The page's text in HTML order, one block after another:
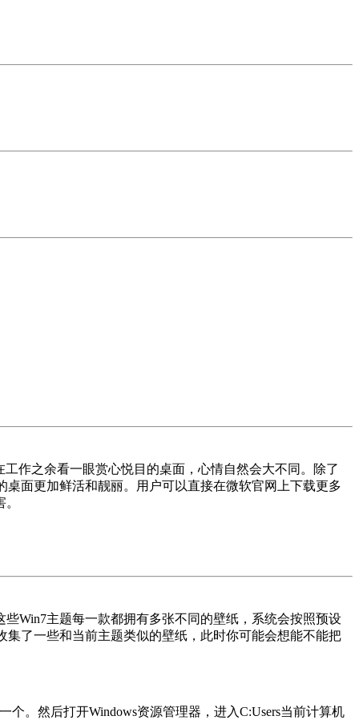
作之余看一眼赏心悦目的桌面，心情自然会大不同。除了
面更加鲜活和靓丽。用户可以直接在微软官网上下载更多
Win7主题每一款都拥有多张不同的壁纸，系统会按照预设
了一些和当前主题类似的壁纸，此时你可能会想能不能把
个。然后打开Windows资源管理器，进入C:Users当前计算机